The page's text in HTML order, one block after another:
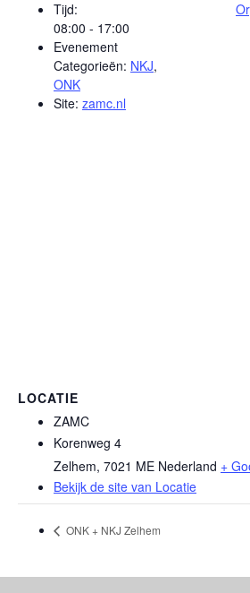
Tijd:
08:00 - 17:00
Evenement
Categorieën: NKJ,
ONK
Site: zamc.nl
LOCATIE
ZAMC
Korenweg 4
Zelhem, 7021 ME Nederland +
Bekijk de site van Locatie
ONK + NKJ Zelhem